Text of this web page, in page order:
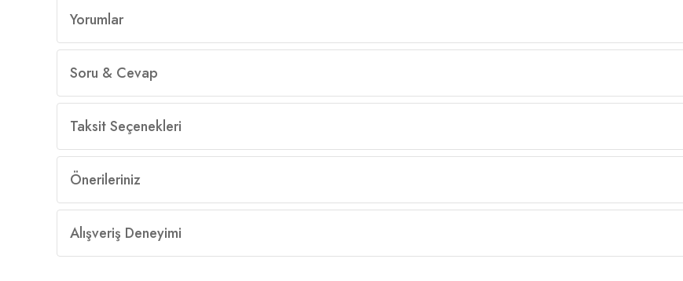
Yorumlar
Soru & Cevap
Taksit Seçenekleri
Önerileriniz
Alışveriş Deneyimi